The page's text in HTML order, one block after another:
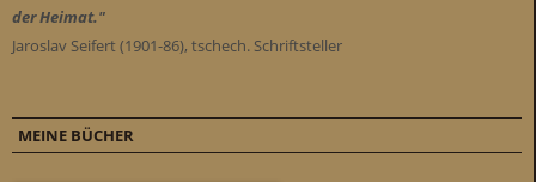
der Heimat."
Jaroslav Seifert (1901-86), tschech. Schriftsteller
MEINE BÜCHER